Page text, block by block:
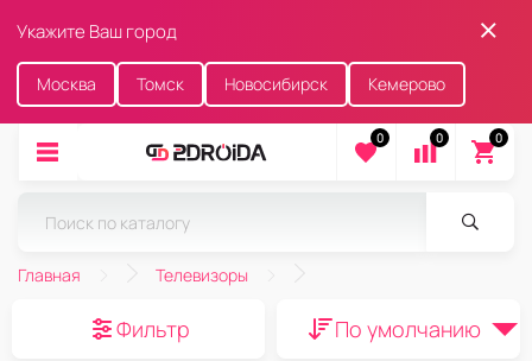
Укажите Ваш город
Москва Томск Новосибирск Кемерово
0 0 0
Главная Телевизоры
Фильтр По умолчанию